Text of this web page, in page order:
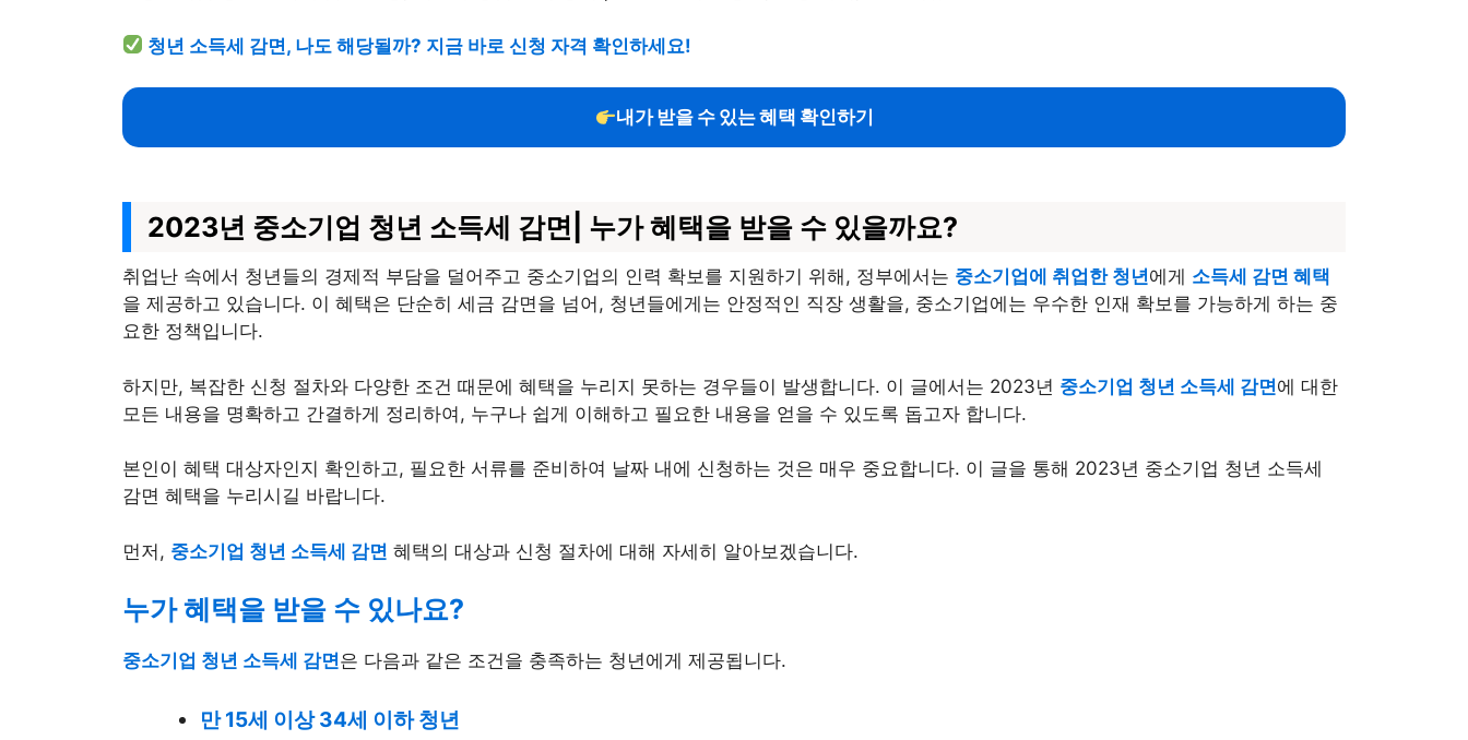
청년 소득세 감면, 나도 해당될까? 지금 바로 신청 자격 확인하세요!
내가 받을 수 있는 혜택 확인하기
2023년 중소기업 청년 소득세 감면| 누가 혜택을 받을 수 있을까요?
취업난 속에서 청년들의 경제적 부담을 덜어주고 중소기업의 인력 확보를 지원하기 위해, 정부에서는 중소기업에 취업한 청년에게 소득세 감면 혜택
을 제공하고 있습니다. 이 혜택은 단순히 세금 감면을 넘어, 청년들에게는 안정적인 직장 생활을, 중소기업에는 우수한 인재 확보를 가능하게 하는 중
요한 정책입니다.
하지만, 복잡한 신청 절차와 다양한 조건 때문에 혜택을 누리지 못하는 경우들이 발생합니다. 이 글에서는 2023년 중소기업 청년 소득세 감면에 대한
모든 내용을 명확하고 간결하게 정리하여, 누구나 쉽게 이해하고 필요한 내용을 얻을 수 있도록 돕고자 합니다.
본인이 혜택 대상자인지 확인하고, 필요한 서류를 준비하여 날짜 내에 신청하는 것은 매우 중요합니다. 이 글을 통해 2023년 중소기업 청년 소득세
감면 혜택을 누리시길 바랍니다.
먼저, 중소기업 청년 소득세 감면 혜택의 대상과 신청 절차에 대해 자세히 알아보겠습니다.
누가 혜택을 받을 수 있나요?
중소기업 청년 소득세 감면은 다음과 같은 조건을 충족하는 청년에게 제공됩니다.
만 15세 이상 34세 이하 청년